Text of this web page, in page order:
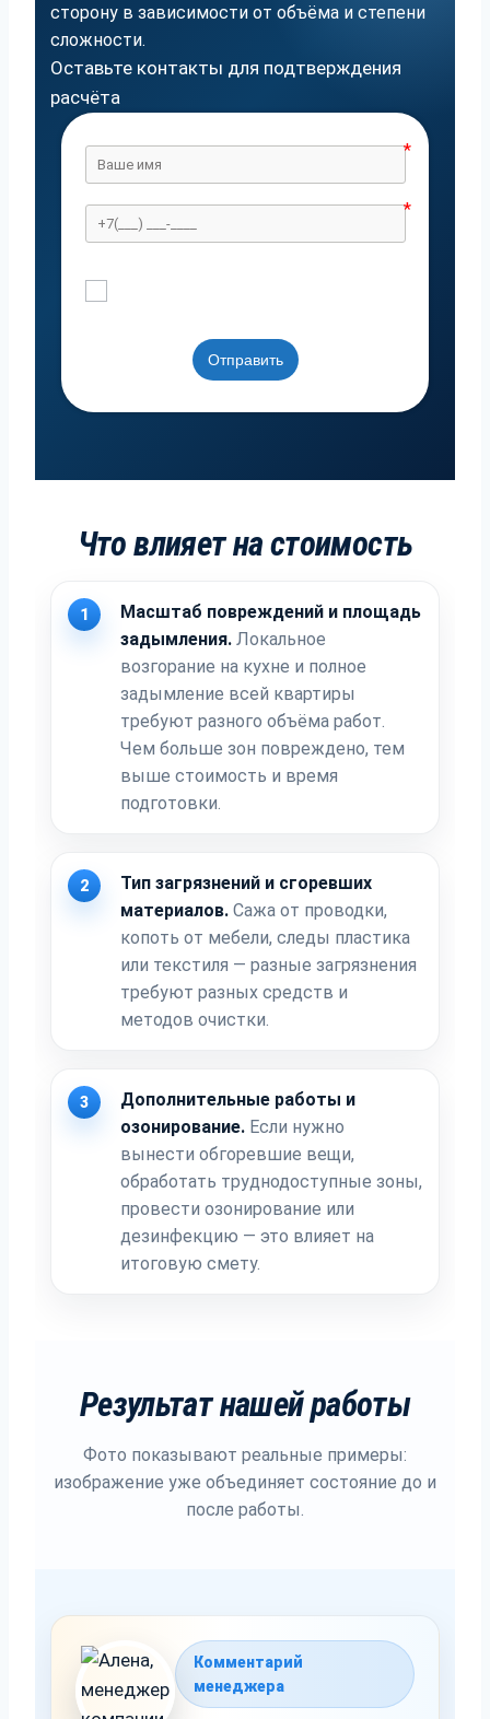
сторону в зависимости от объёма и степени
сложности.
Оставьте контакты для подтверждения
расчёта
Отправить
Что влияет на стоимость
1
Масштаб повреждений и площадь
задымления. Локальное
возгорание на кухне и полное
задымление всей квартиры
требуют разного объёма работ.
Чем больше зон повреждено, тем
выше стоимость и время
подготовки.
2
Тип загрязнений и сгоревших
материалов. Сажа от проводки,
копоть от мебели, следы пластика
или текстиля — разные загрязнения
требуют разных средств и
методов очистки.
3
Дополнительные работы и
озонирование. Если нужно
вынести обгоревшие вещи,
обработать труднодоступные зоны,
провести озонирование или
дезинфекцию — это влияет на
итоговую смету.
Результат нашей работы
Фото показывают реальные примеры:
изображение уже объединяет состояние до и
после работы.
Комментарий
менеджера